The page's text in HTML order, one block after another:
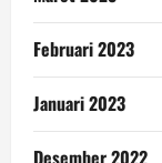
Februari 2023
Januari 2023